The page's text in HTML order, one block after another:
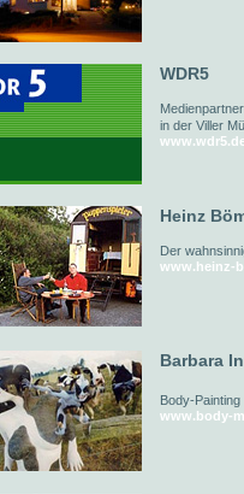
WDR5
in der Viller
Heinz
Der
www.heinz-
Barbara
Body-Painting
www.body-